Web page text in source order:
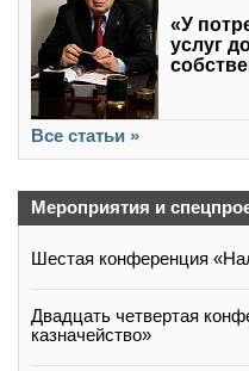
«У
услуг
Все статьи »
Мероприятия и
Шестая конференция
Двадцать четвертая
казначейство»